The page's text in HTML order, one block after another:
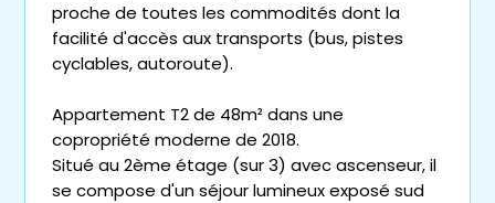
proche de toutes les commodités dont la
facilité d'accès aux transports (bus, pistes
cyclables, autoroute).
Appartement T2 de 48m² dans une
copropriété moderne de 2018.
Situé au 2ème étage (sur 3) avec ascenseur, il
se compose d'un séjour lumineux exposé sud